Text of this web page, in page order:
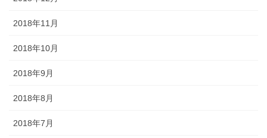
2018年11月
2018年10月
2018年9月
2018年8月
2018年7月